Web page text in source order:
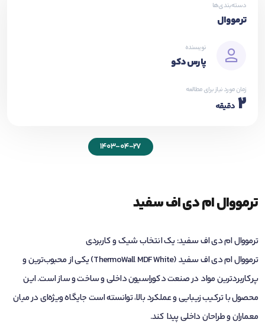
دسته‌بندی‌ها
ترمووال
نویسنده
پارس دکو
زمان مورد نیاز برای مطالعه
2 دقیقه
1403-04-27
ترمووال ام دی اف سفید
ترمووال ام دی اف سفید: یک انتخاب شیک و کاربردی
ترمووال
ام دی اف سفید (ThermoWall MDF White) یکی از محبوب‌ترین و
پرکاربردترین مواد در صنعت دکوراسیون داخلی و ساخت و ساز است. این
محصول با ترکیب زیبایی و عملکرد بالا، توانسته است جایگاه ویژه‌ای در میان
معماران و طراحان داخلی پیدا کند.